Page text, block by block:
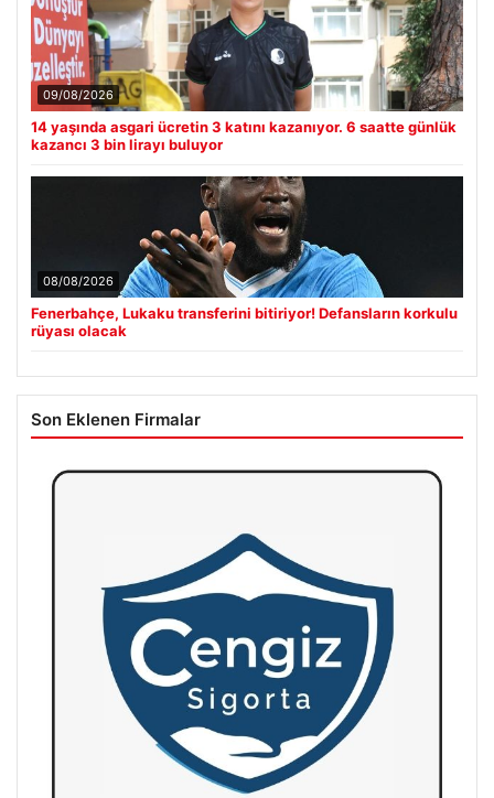
09/08/2026
14 yaşında asgari ücretin 3 katını kazanıyor. 6 saatte günlük
kazancı 3 bin lirayı buluyor
08/08/2026
Fenerbahçe, Lukaku transferini bitiriyor! Defansların korkulu
rüyası olacak
Son Eklenen Firmalar